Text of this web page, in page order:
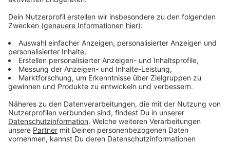
Wir benötigen Ihre
Zustimmung, um den YouTube
Video-Service zu laden!
Wir verwenden einen Service eines
Drittanbieters, um Videoinhalte
einzubetten. Dieser Service kann
Daten zu Ihren Aktivitäten